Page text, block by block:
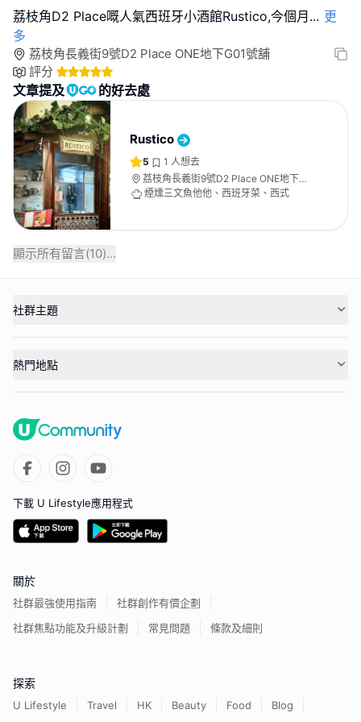
荔枝角D2 Place嘅人氣西班牙小酒館Rustico,今個月 ... 更
多
荔枝角長義街9號D2 Place ONE地下G01號舖
評分
文章提及 的好去處
Rustico
5 1 人想去
荔枝角長義街9號D2 Place ONE地下
G01號舖
煙燻三文魚他他、西班牙菜、西式
顯示所有留言(10)...
社群主題
熱門地點
下載 U Lifestyle應用程式
關於
社群最強使用指南
社群創作有價企劃
社群焦點功能及升級計劃
常見問題 條款及細則
探索
U Lifestyle Travel HK Beauty Food Blog